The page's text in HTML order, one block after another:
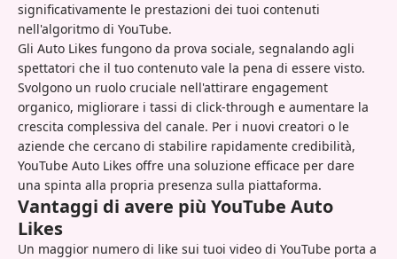
Blog
significativamente le prestazioni dei tuoi contenuti
nell'algoritmo di YouTube.
Gli Auto Likes fungono da prova sociale, segnalando agli
spettatori che il tuo contenuto vale la pena di essere visto.
Svolgono un ruolo cruciale nell'attirare engagement
organico, migliorare i tassi di click-through e aumentare la
crescita complessiva del canale. Per i nuovi creatori o le
aziende che cercano di stabilire rapidamente credibilità,
YouTube Auto Likes offre una soluzione efficace per dare
una spinta alla propria presenza sulla piattaforma.
Vantaggi di avere più YouTube Auto
Likes
Un maggior numero di like sui tuoi video di YouTube porta a